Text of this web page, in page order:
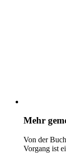
Mehr
Von der
Vorgang ist